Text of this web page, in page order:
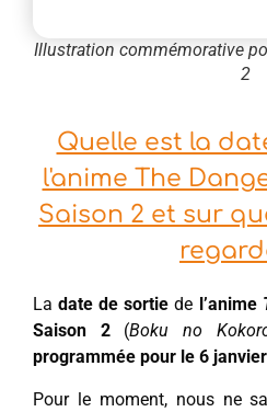
Illustration commémorative
2
Quelle est la
l'anime The
Saison 2 et sur
Ladate de sortie de l’anime
Saison 2(Boku no
programmée pour le 6
Pour le moment, nous ne